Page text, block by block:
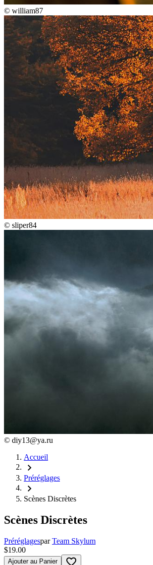
© william87
© sliper84
© diy13@ya.ru
Accueil
chevron_right
Préréglages
chevron_right
Scènes Discrètes
Scènes Discrètes
Préréglagespar Team Skylum
$19.00
Ajouter au Panier favorite_border